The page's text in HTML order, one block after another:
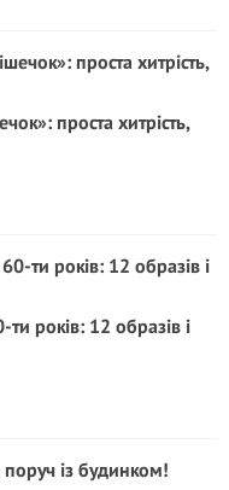
проста хитрість,
років: 12 образів і